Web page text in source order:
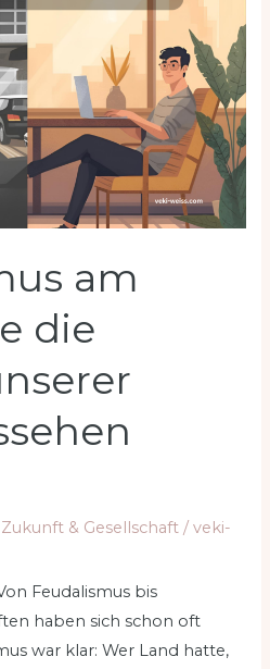
am
die
Zukunft & Gesellschaft /veki-
Feudalismus bis
haben sich schon oft
war klar: Wer Land hatte,